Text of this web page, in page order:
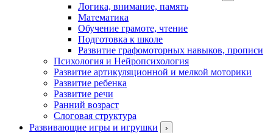
Логика, внимание, память
Математика
Обучение грамоте, чтение
Подготовка к школе
Развитие графомоторных навыков, прописи
Психология и Нейропсихология
Развитие артикуляционной и мелкой моторики
Развитие ребенка
Развитие речи
Ранний возраст
Слоговая структура
Развивающие игры и игрушки
›